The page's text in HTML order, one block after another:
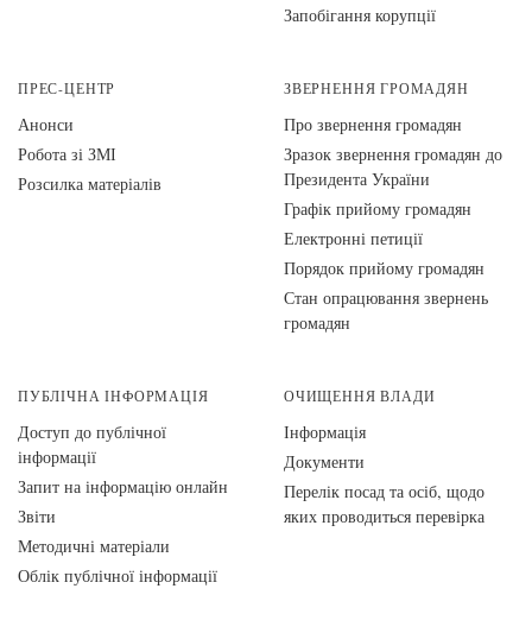
Запобігання корупції
ПРЕС-ЦЕНТР
Анонси
Робота зі ЗМІ
Розсилка матеріалів
ЗВЕРНЕННЯ ГРОМАДЯН
Про звернення громадян
Зразок звернення громадян до
Президента України
Графік прийому громадян
Електронні петиції
Порядок прийому громадян
Стан опрацювання звернень
громадян
ПУБЛІЧНА ІНФОРМАЦІЯ
Доступ до публічної
інформації
Запит на інформацію онлайн
Звіти
Методичні матеріали
Облік публічної інформації
ОЧИЩЕННЯ ВЛАДИ
Інформація
Документи
Перелік посад та осіб, щодо
яких проводиться перевірка